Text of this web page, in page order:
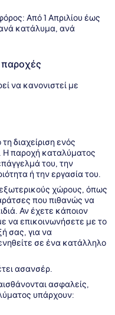
Από 1 Απριλίου έως
κατάλυμα, ανά
παροχές
να κανονιστεί με
διαχείριση ενός
Η παροχή καταλύματος
του, την
ή την εργασία του.
χώρους, όπως
που πιθανώς να
Αν έχετε κάποιον
να επικοινωνήσετε με το
σας, για να
σε ένα κατάλληλο
ασανσέρ.
ασφαλείς,
υπάρχουν: